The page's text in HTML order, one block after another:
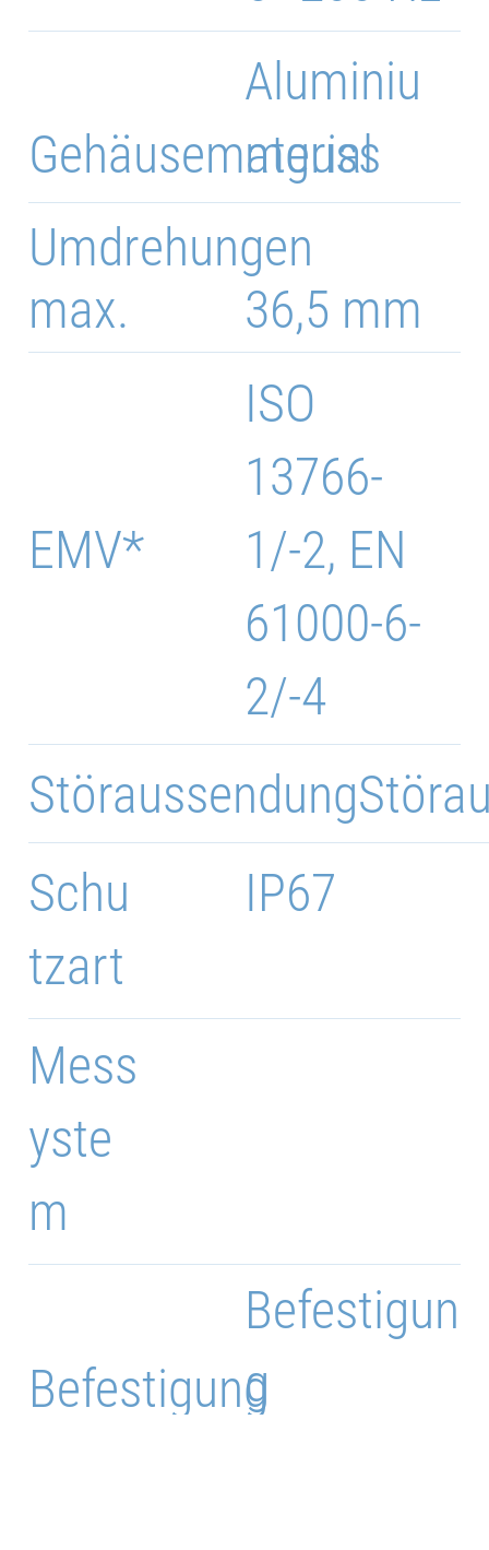
Gehäusematerial
Aluminiu
mguss
36,5 mm
Umdrehungen
max.
ISO
13766-
1/-2, EN
61000-6-
2/-4
EMV*
Störaussendung
Schu
tzart
IP67
Mess
yste
m
Befestigun
g
Befestigung